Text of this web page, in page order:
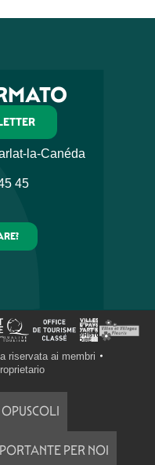
la-Canéda
45
riservata ai membri
OPUSCOLI
PER NOI